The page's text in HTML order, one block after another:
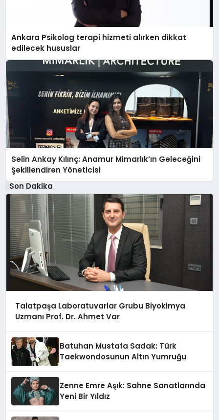
Ankara Psikolog terapi hizmeti alırken dikkat
edilecek hususlar
Selin Ankay Kılınç: Anamur Mimarlık’ın Geleceğini
Şekillendiren Yöneticisi
Son Dakika
Talatpaşa Laboratuvarlar Grubu Biyokimya
Uzmanı Prof. Dr. Ahmet Var
Batuhan Mustafa Sadak: Türk
Taekwondosunun Altın Yumruğu
Zenne Emre Aşık: Sahne Sanatlarında
Yeni Bir Yıldız